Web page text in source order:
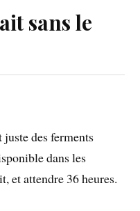
sans le
des ferments
dans les
et attendre 36 heures.